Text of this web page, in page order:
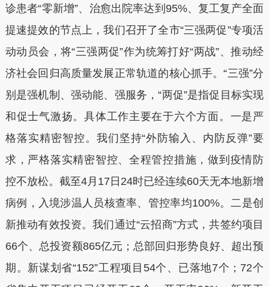
诊患者“零新增”、治愈出院率达到95%、复工复产全面
提速提效的节点上，我们召开了全市“三强两促”专项活
动动员会，将“三强两促”作为统筹打好“两战”、推动经
济社会回归高质量发展正常轨道的核心抓手。“三强”分
别是强机制、强动能、强服务，“两促”是指促目标实现
和促士气激扬。具体工作主要在于六个方面。一是严
格落实精密智控。我们坚持“外防输入、内防反弹”要
求，严格落实精密智控、全程管控措施，做到疫情防
控不放松。截至4月17日24时已经连续60天无本地新增
病例，入境涉温人员核查率、管控率均100%。二是创
新推动有效投资。我们通过“云招商”方式，共签约项目
66个、总投资额865亿元；总部回归形势良好、超出预
期。新谋划省“152”工程项目54个、已落地7个；72个